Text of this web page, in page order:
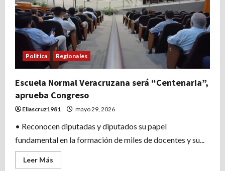
Politica Regionales
Escuela Normal Veracruzana será “Centenaria”,
aprueba Congreso
Eliascruz1981 mayo 29, 2026
• Reconocen diputadas y diputados su papel
fundamental en la formación de miles de docentes y su...
Leer Más
más